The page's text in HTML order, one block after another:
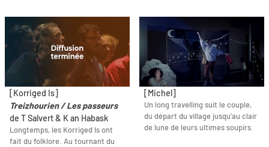
[Korriged Is]
Treizhourien / Les passeurs
de T Salvert & K an Habask
Longtemps, les Korriged Is ont
fait du folklore. Au tournant du
[Michel]
Un long travelling suit le couple,
du départ du village jusqu'au clair
de lune de leurs ultimes soupirs.